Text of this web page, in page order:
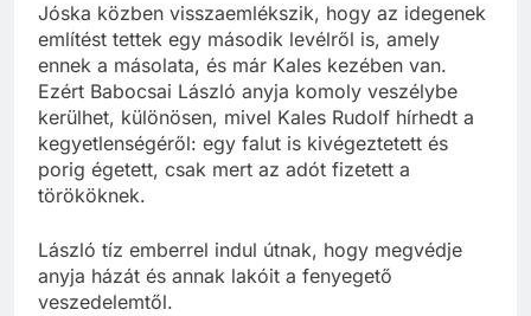
Jóska közben visszaemlékszik, hogy az idegenek
említést tettek egy második levélről is, amely
ennek a másolata, és már Kales kezében van.
Ezért Babocsai László anyja komoly veszélybe
kerülhet, különösen, mivel Kales Rudolf hírhedt a
kegyetlenségéről: egy falut is kivégeztetett és
porig égetett, csak mert az adót fizetett a
törököknek.
László tíz emberrel indul útnak, hogy megvédje
anyja házát és annak lakóit a fenyegető
veszedelemtől.